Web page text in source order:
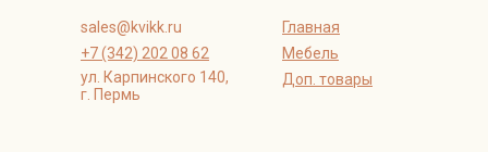
+7 (342) 202 08 62
ул. Карпинского 140,
г. Пермь
Главная
Мебель
Доп. товары
sales@kvikk.ru